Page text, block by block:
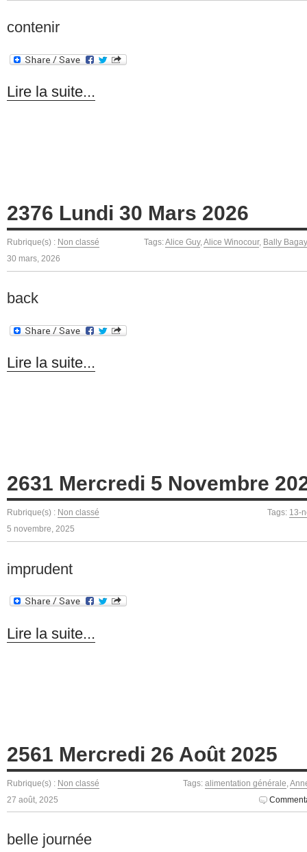
contenir
Lire la suite...
2376 Lundi 30 Mars 2026
Rubrique(s) : Non classé Tags:Alice Guy, Alice Winocour, Bally
30 mars, 2026
back
Lire la suite...
2631 Mercredi 5 Novembre
Rubrique(s) : Non classé Tags: 13-
5 novembre, 2025
imprudent
Lire la suite...
2561 Mercredi 26 Août 2025
Rubrique(s) : Non classé Tags: alimentation générale,
27 août, 2025
belle journée